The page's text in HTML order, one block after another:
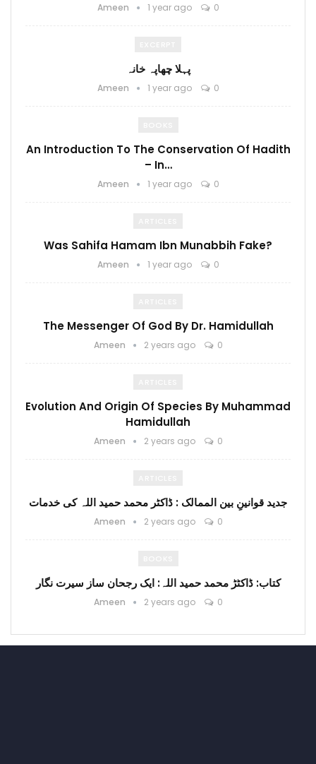
Ameen 1 year ago 0
پہلا چھاپہ خانہ
Ameen 1 year ago 0
An Introduction To The Conservation Of Hadith
– In…
Ameen 1 year ago 0
Was Sahifa Hamam Ibn Munabbih Fake?
Ameen 1 year ago 0
The Messenger Of God By Dr. Hamidullah
Ameen 2 years ago 0
Evolution And Origin Of Species By Muhammad
Hamidullah
Ameen 2 years ago 0
جدید قوانینِ بین الممالک : ڈاکٹر محمد حمید اللہ کی خدمات
Ameen 2 years ago 0
کتاب: ڈاکٹڑ محمد حمید اللہ: ایک رجحان ساز سیرت نگار
Ameen 2 years ago 0